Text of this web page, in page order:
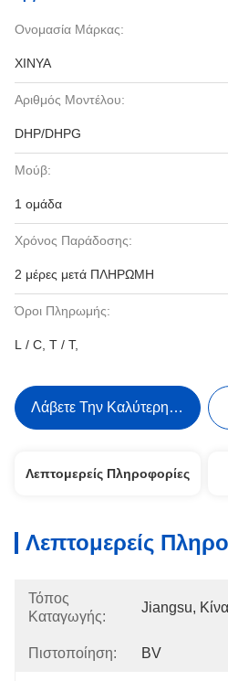
Ονομασία Μάρκας:
XINYA
Αριθμός Μοντέλου:
DHP/DHPG
Μούβ:
1 ομάδα
Χρόνος Παράδοσης:
2 μέρες μετά ΠΛΗΡΩΜΗ
Όροι Πληρωμής:
L / C, T / T,
Λάβετε Την Καλύτερη Τιμή
Λεπτομερείς Πληροφορίες
Λεπτομερείς
Τόπος
Καταγωγής:
Jiangsu, Κίνα
Πιστοποίηση: BV